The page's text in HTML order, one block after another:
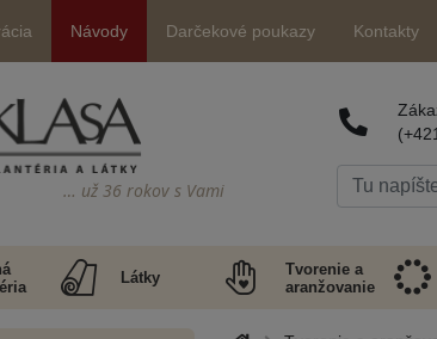
Návody Darčekové poukazy Kontakty
… už 36 rokov s Vami
Látky
Tvorenie a
aranžovanie